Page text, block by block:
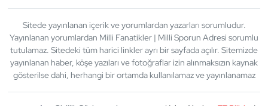
Sitede yayınlanan içerik ve yorumlardan yazarları sorumludur.
Yayınlanan yorumlardan Milli Fanatikler | Milli Sporun Adresi sorumlu
tutulamaz. Sitedeki tüm harici linkler ayrı bir sayfada açılır. Sitemizde
yayınlanan haber, köşe yazıları ve fotoğraflar izin alınmaksızın kaynak
gösterilse dahi, herhangi bir ortamda kullanılamaz ve yayınlanamaz